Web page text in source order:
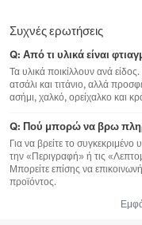
Συχνές ερωτήσεις
Q: Από τι υλικά είναι
Τα υλικά ποικίλλουν ανά
ατσάλι και τιτάνιο, αλλά
ασήμι, χαλκό, ορείχαλκο και
Q: Πού μπορώ να βρω
Για να βρείτε το συγκεκριμένο
την «Περιγραφή» ή τις
Μπορείτε επίσης να
προϊόντος.